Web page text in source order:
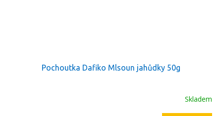
Pochoutka Dafiko Mlsoun jahůdky 50g
Skladem